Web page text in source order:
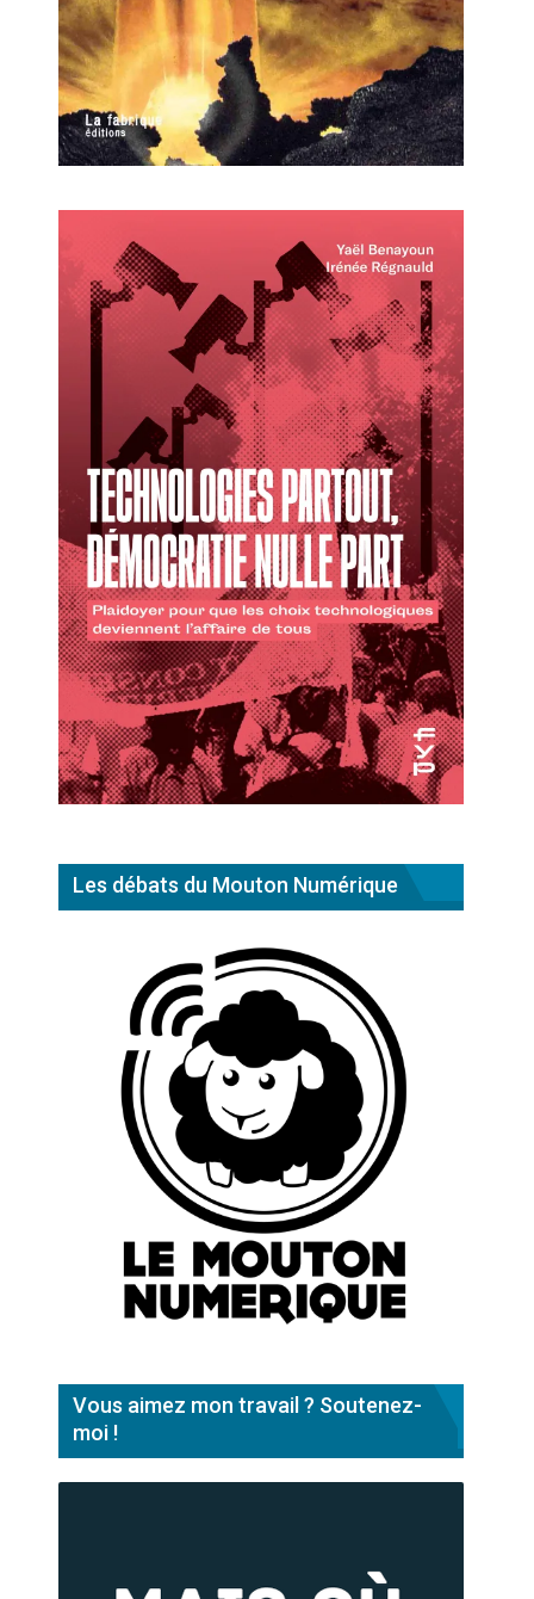
Les débats du Mouton Numérique
Vous aimez mon travail ? Soutenez-
moi !